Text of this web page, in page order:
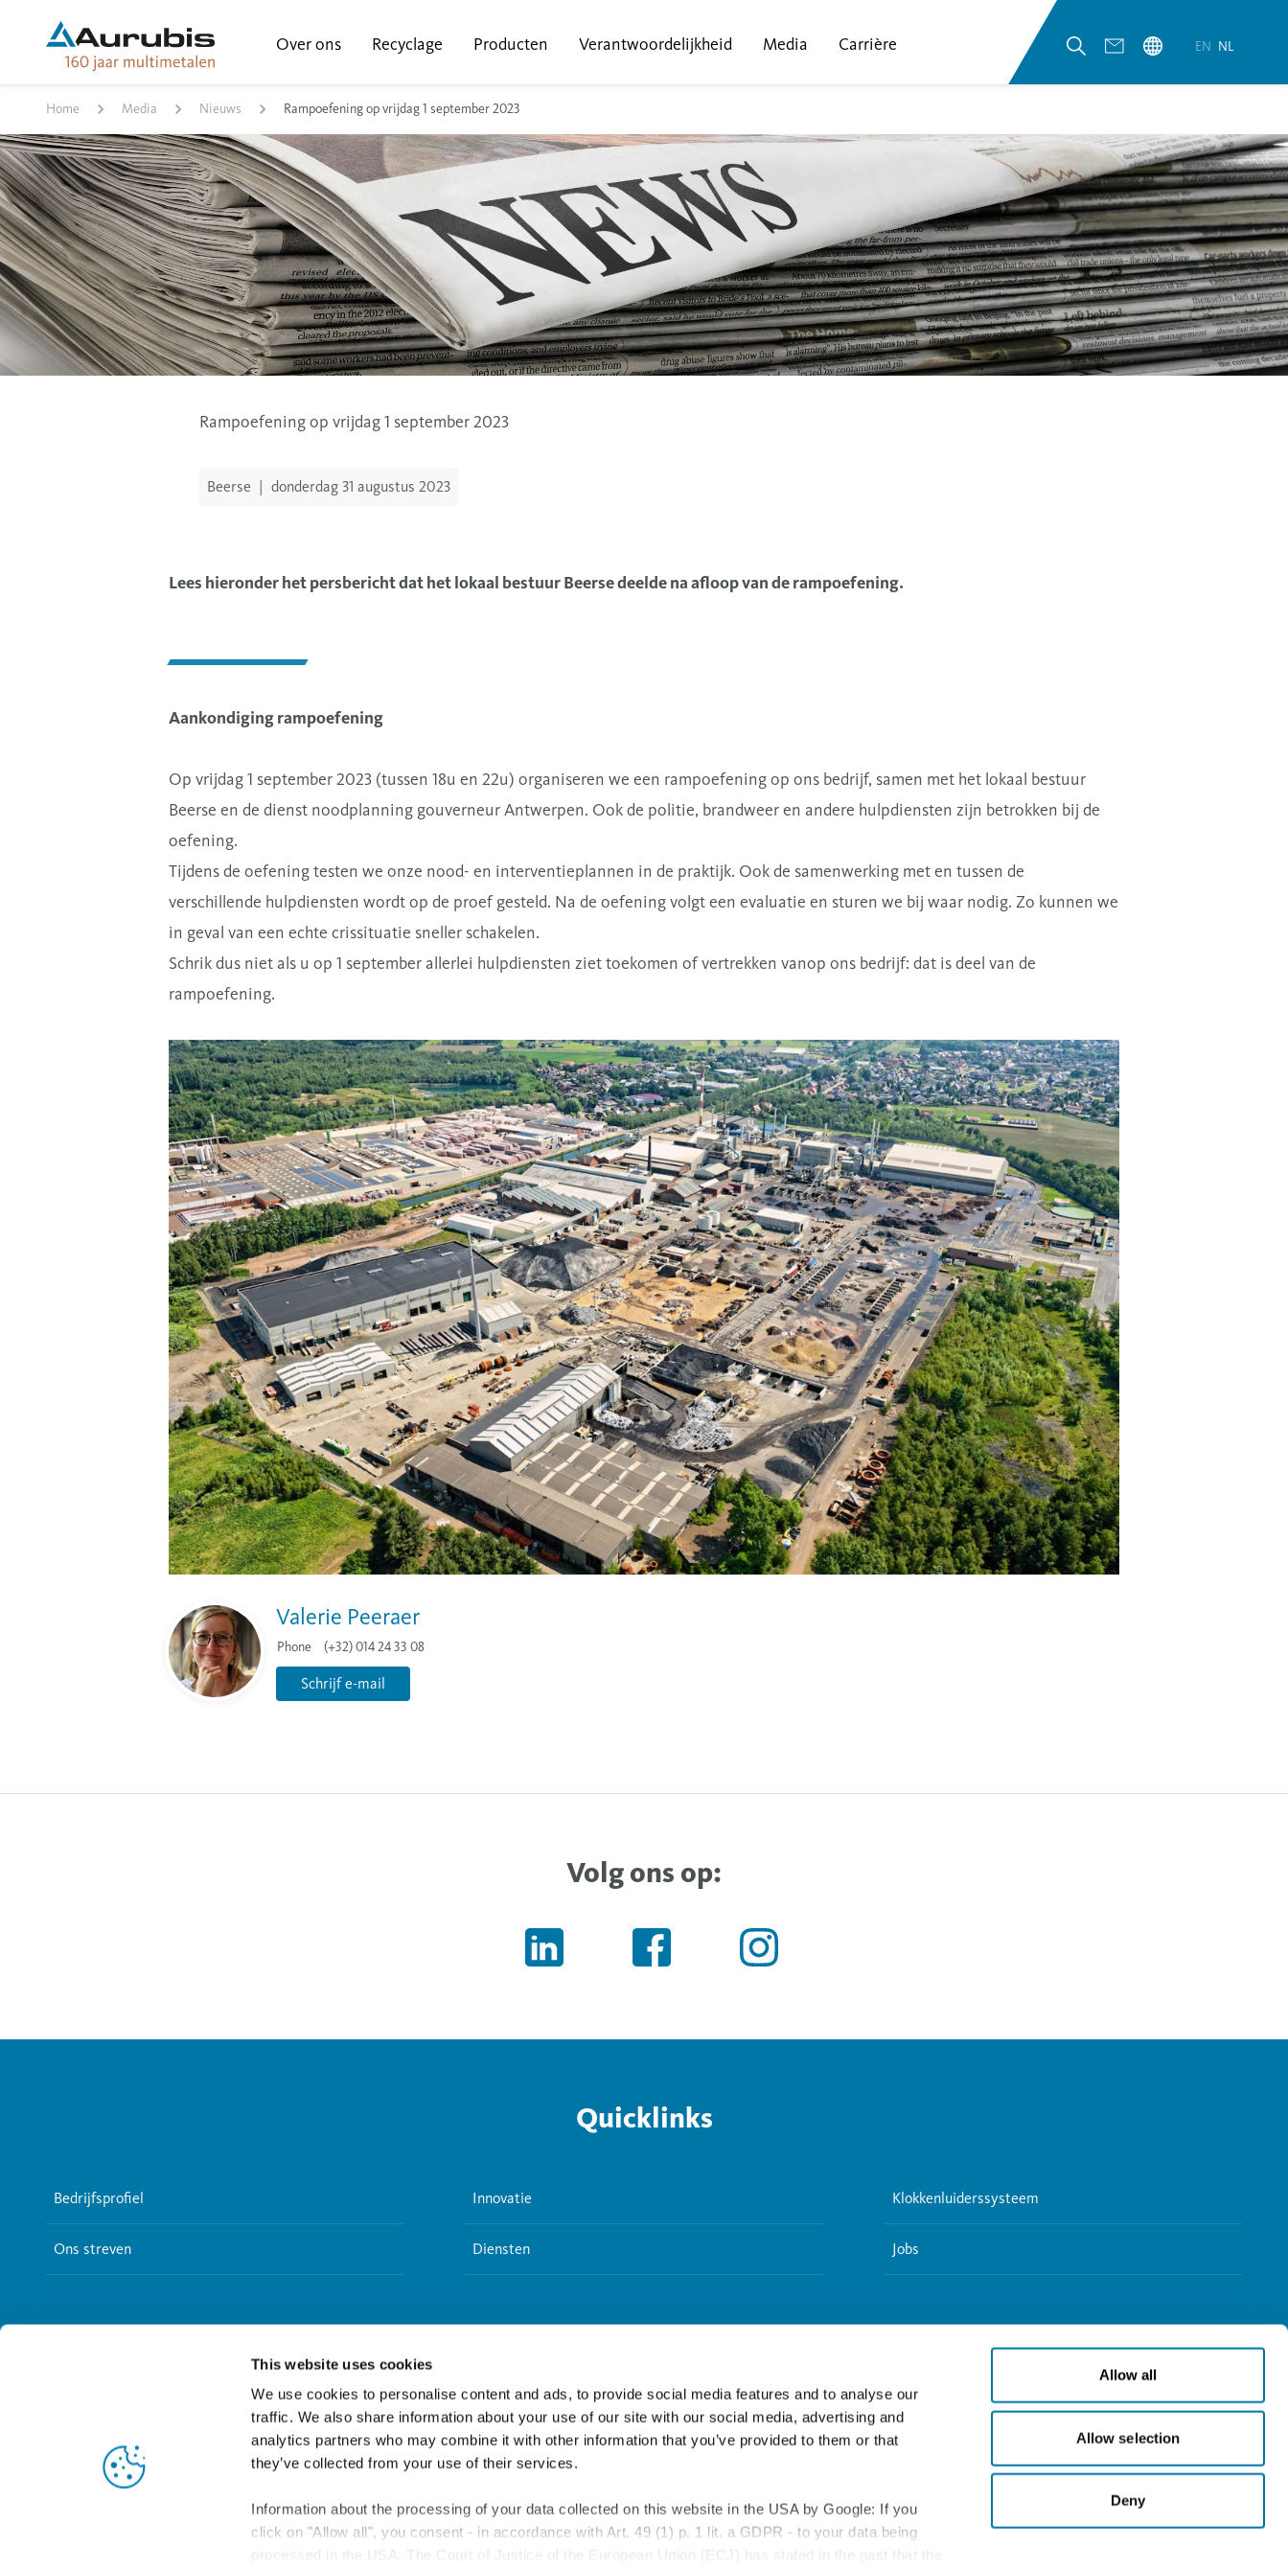
This website uses cookies
We use cookies to personalise content and ads, to provide social media features and to analyse our
traffic. We also share information about your use of our site with our social media, advertising and
analytics partners who may combine it with other information that you’ve provided to them or that
they’ve collected from your use of their services.
Information about the processing of your data collected on this website in the USA by Google: If you
click on "Allow all", you consent - in accordance with Art. 49 (1) p. 1 lit. a GDPR - to your data being
processed in the USA. The Court of Justice of the European Union (ECJ) has stated in the past that the
Allow all
Allow selection
Deny
Over ons Recyclage Producten Verantwoordelijkheid Media Carrière EN NL
Home Media Nieuws Rampoefening op vrijdag 1 september 2023
Rampoefening op vrijdag 1 september 2023
Beerse | donderdag 31 augustus 2023
Lees hieronder het persbericht dat het lokaal bestuur Beerse deelde na afloop van de rampoefening.
Aankondiging rampoefening
Op vrijdag 1 september 2023 (tussen 18u en 22u) organiseren we een rampoefening op ons bedrijf, samen met het lokaal bestuur
Beerse en de dienst noodplanning gouverneur Antwerpen. Ook de politie, brandweer en andere hulpdiensten zijn betrokken bij de
oefening.
Tijdens de oefening testen we onze nood- en interventieplannen in de praktijk. Ook de samenwerking met en tussen de
verschillende hulpdiensten wordt op de proef gesteld. Na de oefening volgt een evaluatie en sturen we bij waar nodig. Zo kunnen we
in geval van een echte crissituatie sneller schakelen.
Schrik dus niet als u op 1 september allerlei hulpdiensten ziet toekomen of vertrekken vanop ons bedrijf: dat is deel van de
rampoefening.
Valerie Peeraer
Phone (+32) 014 24 33 08
Schrijf e-mail
Volg ons op:
Quicklinks
Bedrijfsprofiel
Ons streven
Innovatie
Diensten
Klokkenluiderssysteem
Jobs
Nog niet gevonden wat je zoekt?
Searchfield